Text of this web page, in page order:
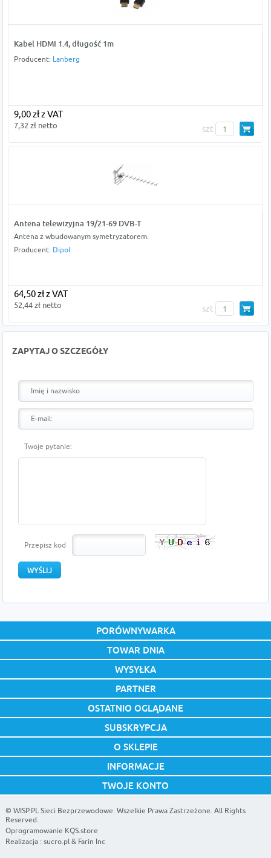
Kabel HDMI 1.4, długość 1m
Producent: Lanberg
9,00 zł z VAT
7,32 zł netto szt
Antena telewizyjna 19/21-69 DVB-T
Antena z wbudowanym symetryzatorem.
Producent: Dipol
64,50 zł z VAT
52,44 zł netto szt
ZAPYTAJ O SZCZEGÓŁY
Twoje pytanie:
Przepisz kod
PORÓWNYWARKA
TOWAR DNIA
WYSYŁKA
PARTNER
OSTATNIO OGLĄDANE
SUBSKRYPCJA
O SKLEPIE
INFORMACJE
TWOJE KONTO
© WISP.PL Sieci Bezprzewodowe. Wszelkie Prawa Zastrzeżone. All Rights
Reserved.
Oprogramowanie KQS.store
Realizacja : sucro.pl& Farin Inc